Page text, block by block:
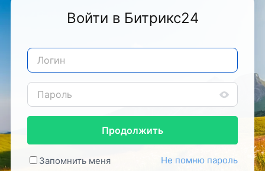
Войти в Битрикс24
Продолжить
Запомнить меня Не помню пароль